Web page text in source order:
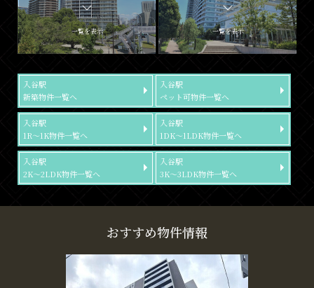
一覧を表示 一覧を表示
入谷駅
新築物件一覧へ
入谷駅
ペット可物件一覧へ
入谷駅
1R～1K物件一覧へ
入谷駅
1DK～1LDK物件一覧へ
入谷駅
2K～2LDK物件一覧へ
入谷駅
3K～3LDK物件一覧へ
おすすめ物件情報